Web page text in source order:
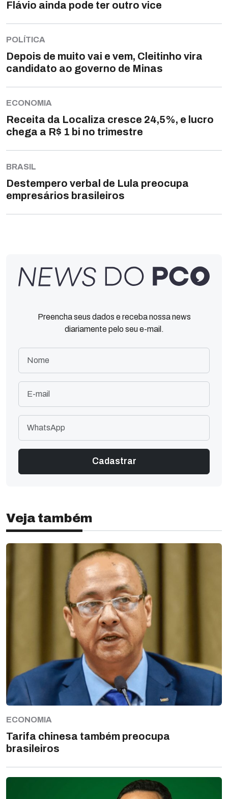
Flávio ainda pode ter outro vice
POLÍTICA
Depois de muito vai e vem, Cleitinho vira
candidato ao governo de Minas
ECONOMIA
Receita da Localiza cresce 24,5%, e lucro
chega a R$ 1 bi no trimestre
BRASIL
Destempero verbal de Lula preocupa
empresários brasileiros
Preencha seus dados e receba nossa news
diariamente pelo seu e-mail.
Veja também
ECONOMIA
Tarifa chinesa também preocupa
brasileiros